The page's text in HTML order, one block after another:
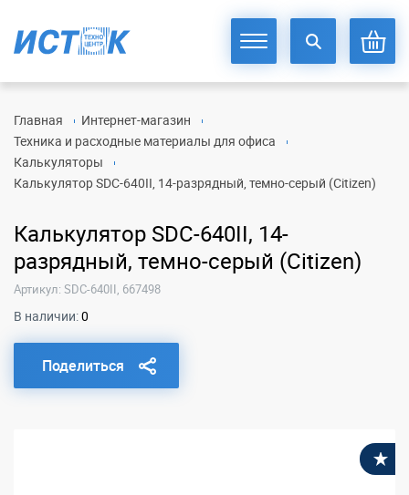
Главная
Интернет-магазин
Техника и расходные материалы для офиса
Калькуляторы
Калькулятор SDC-640II, 14-разрядный, темно-серый (Citizen)
Калькулятор SDC-640II, 14-
разрядный, темно-серый (Citizen)
Артикул: SDC-640II, 667498
В наличии:0
Поделиться